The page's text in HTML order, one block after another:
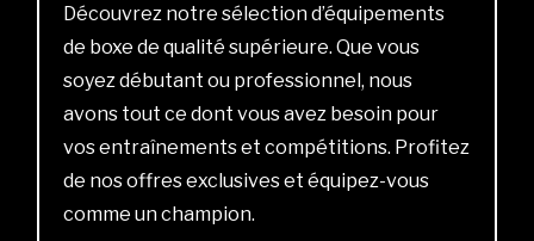
Découvrez notre sélection d’équipements
de boxe de qualité supérieure. Que vous
soyez débutant ou professionnel, nous
avons tout ce dont vous avez besoin pour
vos entraînements et compétitions. Profitez
de nos offres exclusives et équipez-vous
comme un champion.